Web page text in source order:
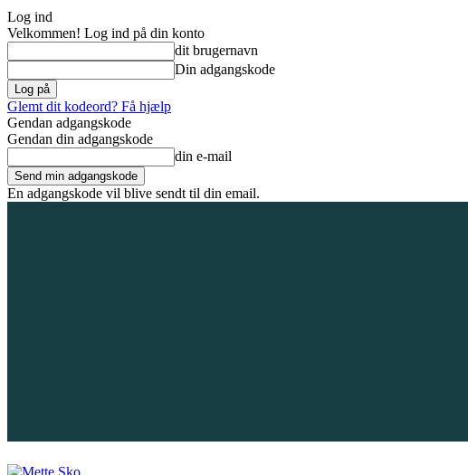
Log ind
Velkommen! Log ind på din konto
dit brugernavn
Din adgangskode
Glemt dit kodeord? Få hjælp
Gendan adgangskode
Gendan din adgangskode
din e-mail
En adgangskode vil blive sendt til din email.